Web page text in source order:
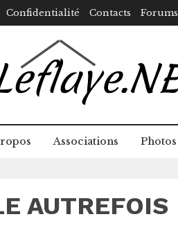
Confidentialité Contacts Forums
Associations Photos
AUTREFOIS